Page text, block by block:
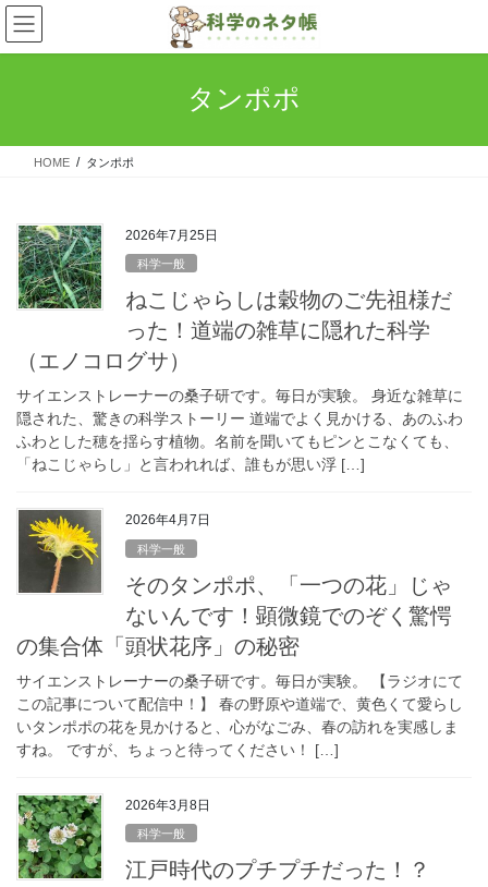
コ
ン
テ
ス
ナ
ビ
ゲ
ン
タンポポ
HOME タンポポ
2026年7月25日
科学一般
ねこじゃらしは穀物のご先祖様だ
った！道端の雑草に隠れた科学
（エノコログサ）
サイエンストレーナーの桑子研です。毎日が実験。 身近な雑草に
隠された、驚きの科学ストーリー 道端でよく見かける、あのふわ
ふわとした穂を揺らす植物。名前を聞いてもピンとこなくても、
「ねこじゃらし」と言われれば、誰もが思い浮 […]
2026年4月7日
科学一般
そのタンポポ、「一つの花」じゃ
ないんです！顕微鏡でのぞく驚愕
の集合体「頭状花序」の秘密
サイエンストレーナーの桑子研です。毎日が実験。 【ラジオにて
この記事について配信中！】 春の野原や道端で、黄色くて愛らし
いタンポポの花を見かけると、心がなごみ、春の訪れを実感しま
すね。 ですが、ちょっと待ってください！ […]
2026年3月8日
科学一般
江戸時代のプチプチだった！？